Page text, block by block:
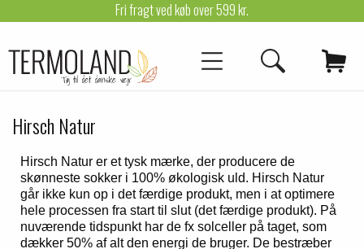
Fri fragt ved køb over 599 kr.
Hirsch Natur
Hirsch Natur er et tysk mærke, der producere de
skønneste sokker i 100% økologisk uld. Hirsch Natur
går ikke kun op i det færdige produkt, men i at optimere
hele processen fra start til slut (det færdige produkt). På
nuværende tidspunkt har de fx solceller på taget, som
dækker 50% af alt den energi de bruger. De bestræber